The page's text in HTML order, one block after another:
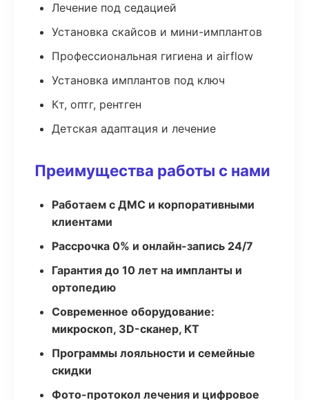
Лечение под седацией
Установка скайсов и мини-имплантов
Профессиональная гигиена и airflow
Установка имплантов под ключ
Кт, оптг, рентген
Детская адаптация и лечение
Преимущества работы с нами
Работаем с ДМС и корпоративными
клиентами
Рассрочка 0% и онлайн-запись 24/7
Гарантия до 10 лет на импланты и
ортопедию
Современное оборудование:
микроскоп, 3D-сканер, КТ
Программы лояльности и семейные
скидки
Фото-протокол лечения и цифровое